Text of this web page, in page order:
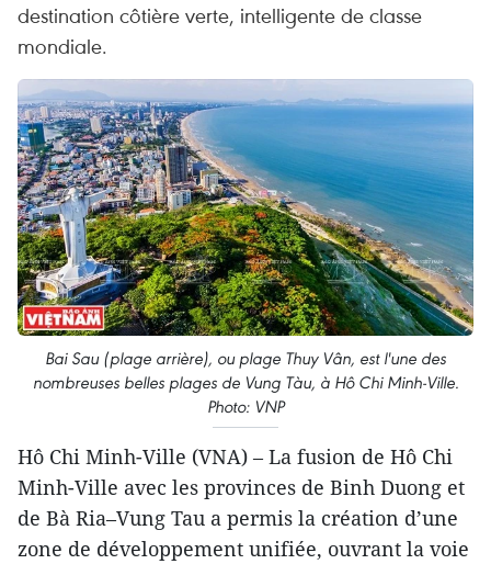
destination côtière verte, intelligente de classe
mondiale.
Bai Sau (plage arrière), ou plage Thuy Vân, est l'une des
nombreuses belles plages de Vung Tàu, à Hô Chi Minh-Ville.
Photo: VNP
Hô Chi Minh-Ville (VNA) – La fusion de Hô Chi
Minh-Ville avec les provinces de Binh Duong et
de Bà Ria–Vung Tau a permis la création d’une
zone de développement unifiée, ouvrant la voie